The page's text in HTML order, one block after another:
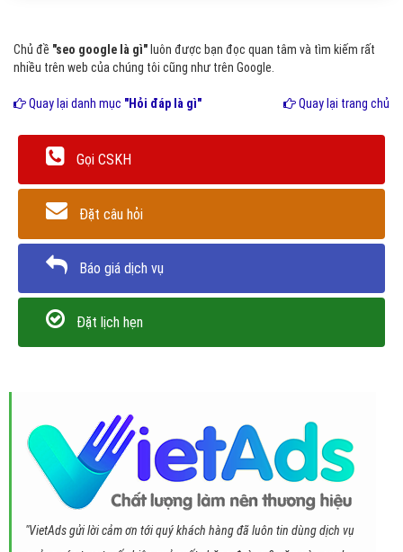
Chủ đề "seo google là gì" luôn được bạn đọc quan tâm và tìm kiếm rất
nhiều trên web của chúng tôi cũng như trên Google.
Quay lại danh mục "Hỏi đáp là gì" Quay lại trang chủ
Gọi CSKH
Đặt câu hỏi
Báo giá dịch vụ
Đặt lịch hẹn
"VietAds gửi lời cảm ơn tới quý khách hàng đã luôn tin dùng dịch vụ